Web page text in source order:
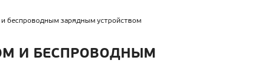
беспроводным зарядным устройством
И БЕСПРОВОДНЫМ